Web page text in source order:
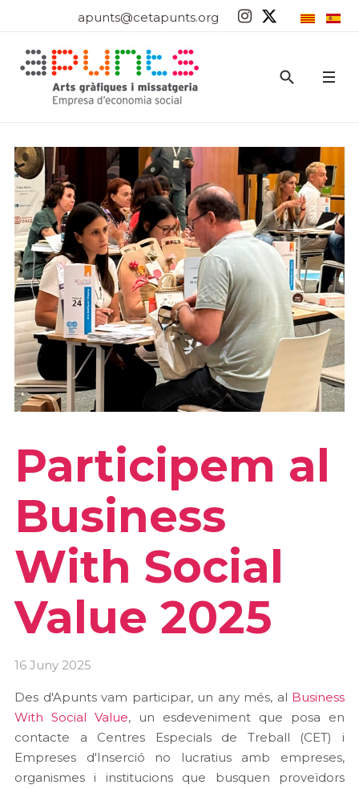
apunts@cetapunts.org
Participem al
Business
With Social
Value 2025
16 Juny 2025
Des d'Apunts vam participar, un any més, al Business
With Social Value, un esdeveniment que posa en
contacte a Centres Especials de Treball (CET) i
Empreses d'Inserció no lucratius amb empreses,
organismes i institucions que busquen proveïdors